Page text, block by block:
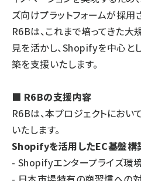
ズ向けプラットフォームが採用
R6Bは、これまで培ってきた
見を活かし、Shopifyを中心と
築を支援いたします。
■ R6Bの支援内容
R6Bは、本プロジェクトにお
いたします。
Shopifyを活用したEC基盤構
- Shopifyエンタープライズ環